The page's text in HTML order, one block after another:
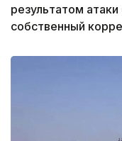
результатом
собственный